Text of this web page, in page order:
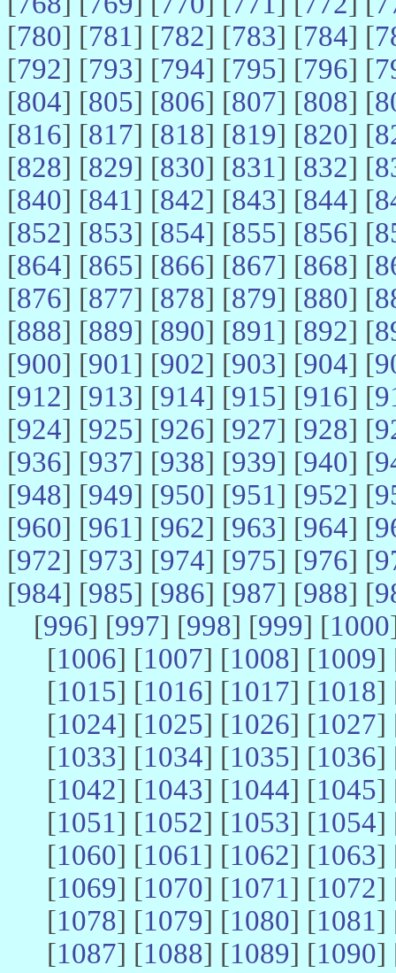
[780] [781] [782] [783] [784] [
[792] [793] [794] [795] [796] [
[804] [805] [806] [807] [808] [
[816] [817] [818] [819] [820] [
[828] [829] [830] [831] [832] [
[840] [841] [842] [843] [844] [
[852] [853] [854] [855] [856] [
[864] [865] [866] [867] [868] [
[876] [877] [878] [879] [880] [
[888] [889] [890] [891] [892] [
[900] [901] [902] [903] [904] [
[912] [913] [914] [915] [916] [
[924] [925] [926] [927] [928] [
[936] [937] [938] [939] [940] [
[948] [949] [950] [951] [952] [
[960] [961] [962] [963] [964] [
[972] [973] [974] [975] [976] [
[984] [985] [986] [987] [988] [
[996] [997] [998] [999] [1000
[1006] [1007] [1008] [1009]
[1015] [1016] [1017] [1018]
[1024] [1025] [1026] [1027]
[1033] [1034] [1035] [1036]
[1042] [1043] [1044] [1045]
[1051] [1052] [1053] [1054]
[1060] [1061] [1062] [1063]
[1069] [1070] [1071] [1072]
[1078] [1079] [1080] [1081]
[1087] [1088] [1089] [1090]